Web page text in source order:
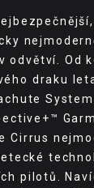
odvětví. Od
draku
Cirrus
pilotů.